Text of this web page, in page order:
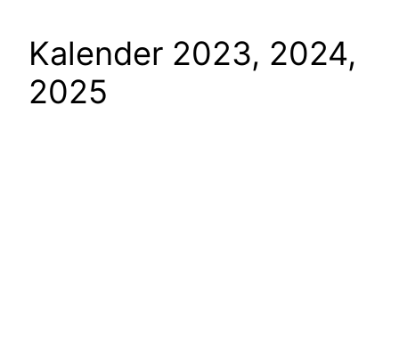
Kalender 2023, 2024,
2025